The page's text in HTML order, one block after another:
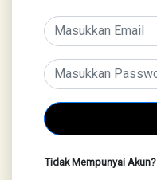
Tidak Mempunyai Akun?